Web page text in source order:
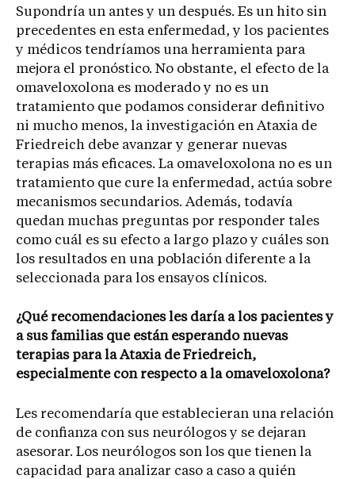
Supondría un antes y un después. Es un hito sin
precedentes en esta enfermedad, y los pacientes
y médicos tendríamos una herramienta para
mejora el pronóstico. No obstante, el efecto de la
omaveloxolona es moderado y no es un
tratamiento que podamos considerar definitivo
ni mucho menos, la investigación en Ataxia de
Friedreich debe avanzar y generar nuevas
terapias más eficaces. La omaveloxolona no es un
tratamiento que cure la enfermedad, actúa sobre
mecanismos secundarios. Además, todavía
quedan muchas preguntas por responder tales
como cuál es su efecto a largo plazo y cuáles son
los resultados en una población diferente a la
seleccionada para los ensayos clínicos.
¿Qué recomendaciones les daría a los pacientes y
a sus familias que están esperando nuevas
terapias para la Ataxia de Friedreich,
especialmente con respecto a la omaveloxolona?
Les recomendaría que establecieran una relación
de confianza con sus neurólogos y se dejaran
asesorar. Los neurólogos son los que tienen la
capacidad para analizar caso a caso a quién